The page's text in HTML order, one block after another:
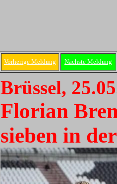
Vorherige Meldung Nächste Meldung
Brüssel,
Florian
sieben in